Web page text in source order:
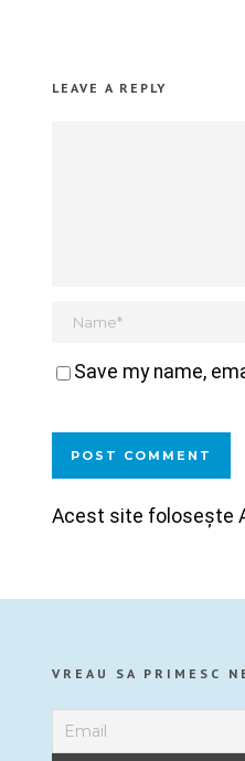
LEAVE A REPLY
Save my name,
Acest site folosește
VREAU SA PRIMESC